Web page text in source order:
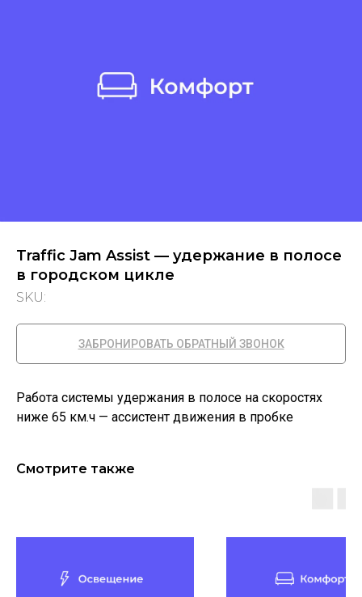
Traffic Jam Assist — удержание в полосе
в городском цикле
SKU:
ЗАБРОНИРОВАТЬ ОБРАТНЫЙ ЗВОНОК
Работа системы удержания в полосе на скоростях
ниже 65 км.ч — ассистент движения в пробке
Смотрите также